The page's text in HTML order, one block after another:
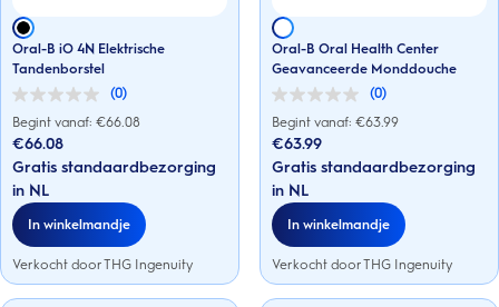
Oral-B iO 4N Elektrische
Tandenborstel
(0)
0.0
van
de
5
sterren.
Begint vanaf: €66.08
€66.08
Gratis standaardbezorging
in NL
In winkelmandje
Verkocht door THG Ingenuity
Oral-B Oral Health Center
Geavanceerde Monddouche
(0)
0.0
van
de
5
sterren.
Begint vanaf: €63.99
€63.99
Gratis standaardbezorging
in NL
In winkelmandje
Verkocht door THG Ingenuity